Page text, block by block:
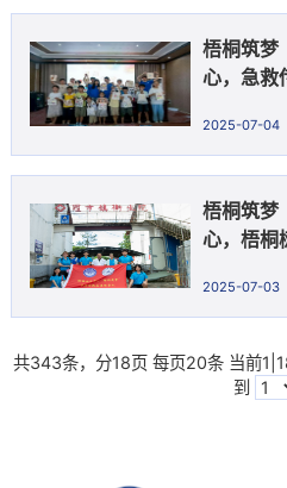
梧桐筑梦
心，急救
2025-07-04
梧桐筑梦
心，梧桐
2025-07-03
共343条，分18页 每页20条 当前
到